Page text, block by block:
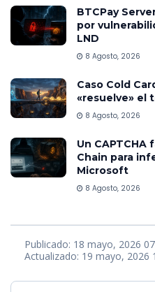
BTCPay
por
LND
8 Agosto, 2026
Caso Cold
«resuelve» el
8 Agosto, 2026
Un CAPTCHA
Chain para
Microsoft
8 Agosto, 2026
Publicado: 18 mayo, 2026
Actualizado: 19 mayo, 2026